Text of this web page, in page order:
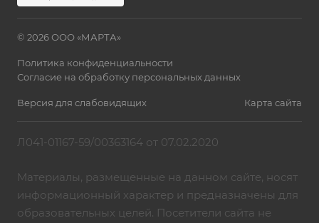
© 2026 ООО «МАРТА»
Политика конфиденциальности
Согласие на обработку персональных данных
Версия для слабовидящих Карта сайта
Л041-01167-59/00363164 от 07.02.2020
Материалы, размещенные на данном сайте, носят
информационный характер и предназначены для
образовательных целей. Посетители сайта не